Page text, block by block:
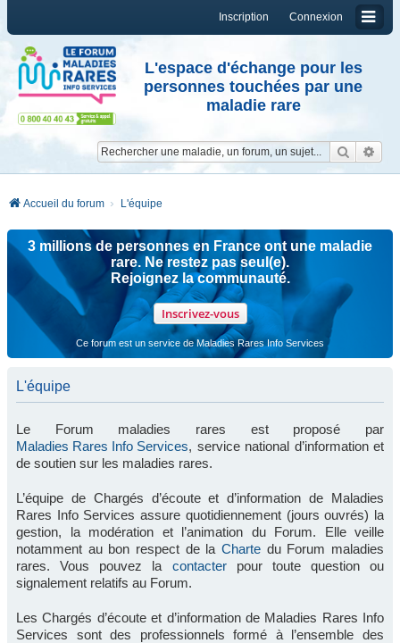
Connexion
Inscription
L'espace d'échange pour les
personnes touchées par une
maladie rare
Accueil du forum L'équipe
3 millions de personnes en France ont une maladie
rare. Ne restez pas seul(e).
Rejoignez la communauté.
Inscrivez-vous
Ce forum est un service de Maladies Rares Info Services
L'équipe
Le Forum maladies rares est proposé par
Maladies Rares Info Services, service national d’information et
de soutien sur les maladies rares.
L’équipe de Chargés d’écoute et d’information de Maladies
Rares Info Services assure quotidiennement (jours ouvrés) la
gestion, la modération et l’animation du Forum. Elle veille
notamment au bon respect de la Charte du Forum maladies
rares. Vous pouvez la contacterpour toute question ou
signalement relatifs au Forum.
Les Chargés d’écoute et d’information de Maladies Rares Info
Services sont des professionnels formé à l’ensemble des